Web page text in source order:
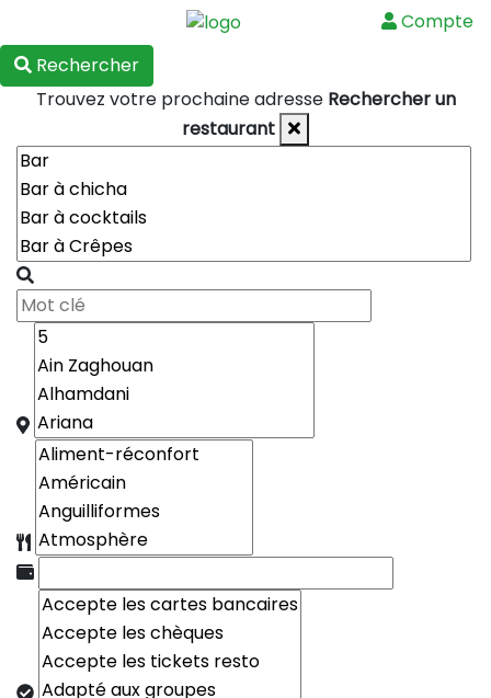
Compte
Rechercher
Trouvez votre prochaine adresse Rechercher un
restaurant